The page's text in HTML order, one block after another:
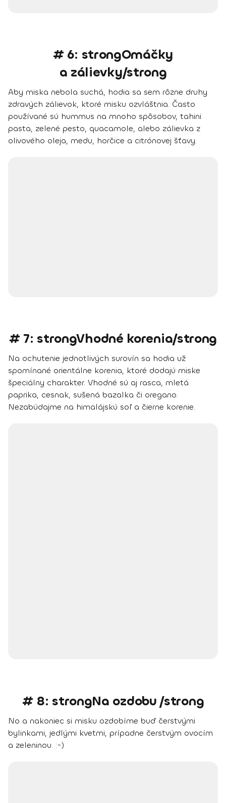
# 6: strongOmáčky
a zálievky/strong
Aby miska nebola suchá, hodia sa sem rôzne druhy
zdravých zálievok, ktoré misku ozvláštnia. Často
používané sú hummus na mnoho spôsobov, tahini
pasta, zelené pesto, quacamole, alebo zálievka z
olivového oleja, medu, horčice a citrónovej šťavy.
# 7: strongVhodné korenia/strong
Na ochutenie jednotlivých surovín sa hodia už
spomínané orientálne korenia, ktoré dodajú miske
špeciálny charakter. Vhodné sú aj rasca, mletá
paprika, cesnak, sušená bazalka či oregano.
Nezabúdajme na himalájskú soľ a čierne korenie.
# 8: strongNa ozdobu /strong
No a nakoniec si misku ozdobíme buď čerstvými
bylinkami, jedlými kvetmi, prípadne čerstvým ovocím
a zeleninou. :-)